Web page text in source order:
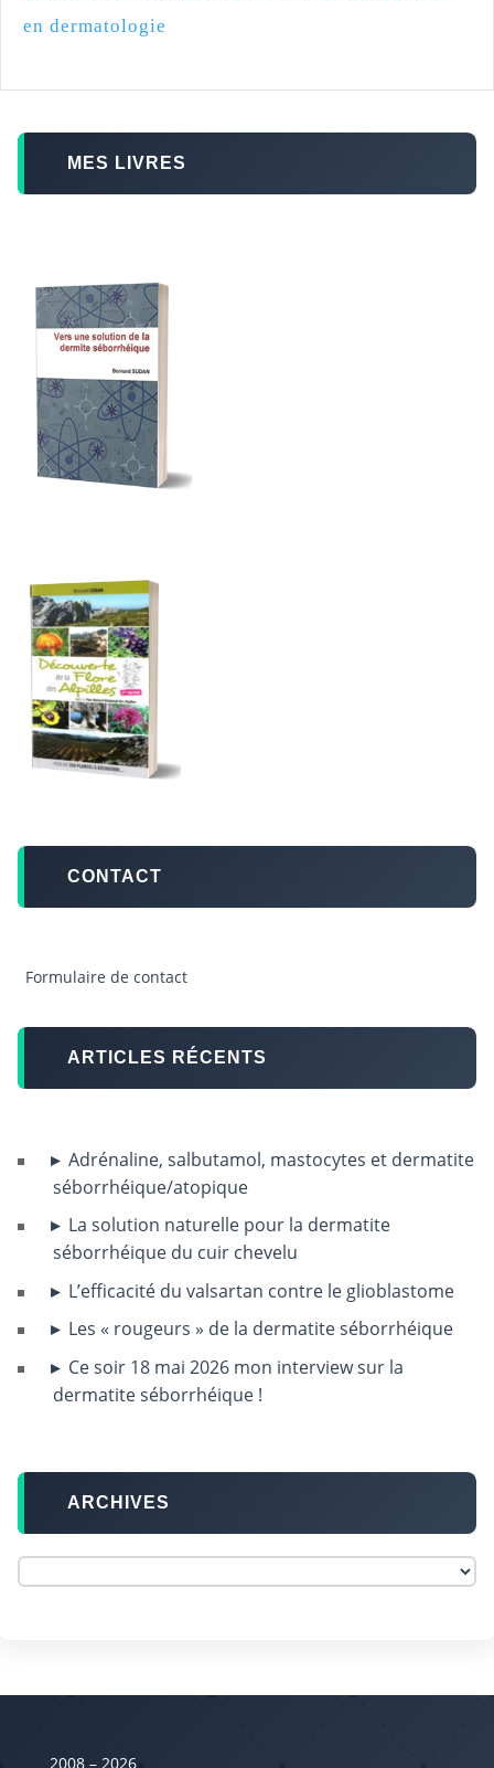
en dermatologie
MES LIVRES
CONTACT
Formulaire de contact
ARTICLES RÉCENTS
Adrénaline, salbutamol, mastocytes et dermatite
séborrhéique/atopique
La solution naturelle pour la dermatite
séborrhéique du cuir chevelu
L’efficacité du valsartan contre le glioblastome
Les « rougeurs » de la dermatite séborrhéique
Ce soir 18 mai 2026 mon interview sur la
dermatite séborrhéique !
ARCHIVES
2008 – 2026